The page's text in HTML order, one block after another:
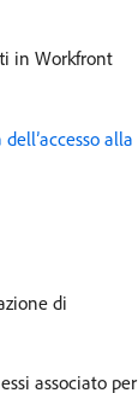
in Workfront
alla
di
associato per